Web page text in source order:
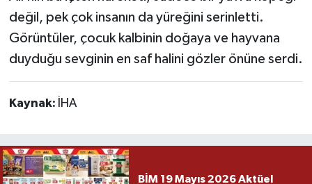
değil, pek çok insanın da yüreğini serinletti.
Görüntüler, çocuk kalbinin doğaya ve hayvana
duyduğu sevginin en saf halini gözler önüne serdi.
Kaynak: İHA
BİM 19 Mayıs 2026 Aktüel